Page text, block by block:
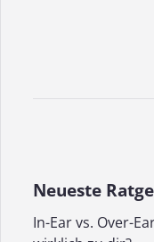
Neueste
In-Ear vs. Over-